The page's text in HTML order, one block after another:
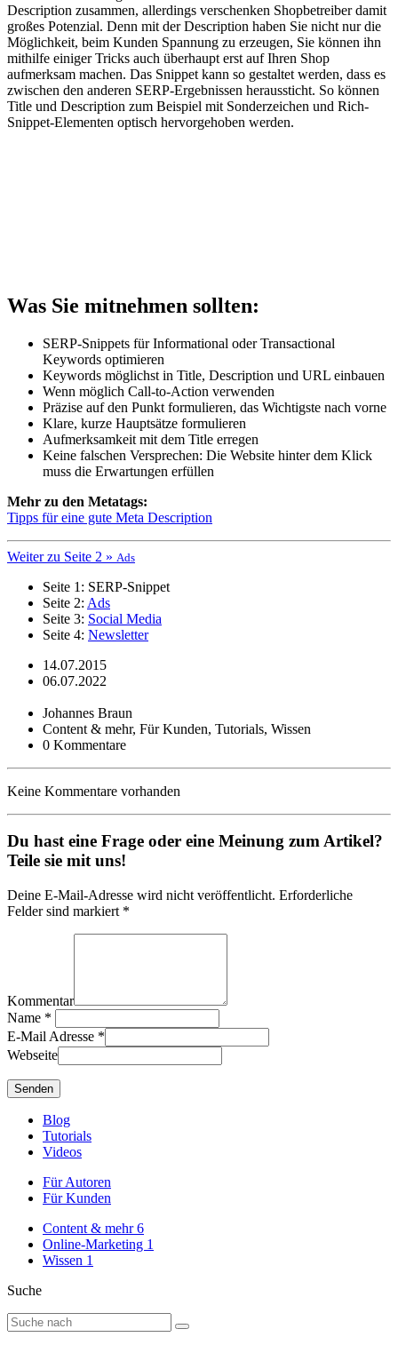
Description zusammen, allerdings verschenken Shopbetreiber damit
großes Potenzial. Denn mit der Description haben Sie nicht nur die
Möglichkeit, beim Kunden Spannung zu erzeugen, Sie können ihn
mithilfe einiger Tricks auch überhaupt erst auf Ihren Shop
aufmerksam machen. Das Snippet kann so gestaltet werden, dass es
zwischen den anderen SERP-Ergebnissen heraussticht. So können
Title und Description zum Beispiel mit Sonderzeichen und Rich-
Snippet-Elementen optisch hervorgehoben werden.
Was Sie mitnehmen sollten:
SERP-Snippets für Informational oder Transactional
Keywords optimieren
Keywords möglichst in Title, Description und URL einbauen
Wenn möglich Call-to-Action verwenden
Präzise auf den Punkt formulieren, das Wichtigste nach vorne
Klare, kurze Hauptsätze formulieren
Aufmerksamkeit mit dem Title erregen
Keine falschen Versprechen: Die Website hinter dem Klick
muss die Erwartungen erfüllen
Mehr zu den Metatags:
Tipps für eine gute Meta Description
Weiter zu Seite 2 » Ads
Seite 1: SERP-Snippet
Seite 2: Ads
Seite 3: Social Media
Seite 4: Newsletter
14.07.2015
06.07.2022
Johannes Braun
Content & mehr, Für Kunden, Tutorials, Wissen
0 Kommentare
Keine Kommentare vorhanden
Du hast eine Frage oder eine Meinung zum Artikel?
Teile sie mit uns!
Deine E-Mail-Adresse wird nicht veröffentlicht. Erforderliche
Felder sind markiert *
Kommentar
Name *
E-Mail Adresse *
Webseite
Blog
Tutorials
Videos
Für Autoren
Für Kunden
Content & mehr6
Online-Marketing 1
Wissen 1
Suche